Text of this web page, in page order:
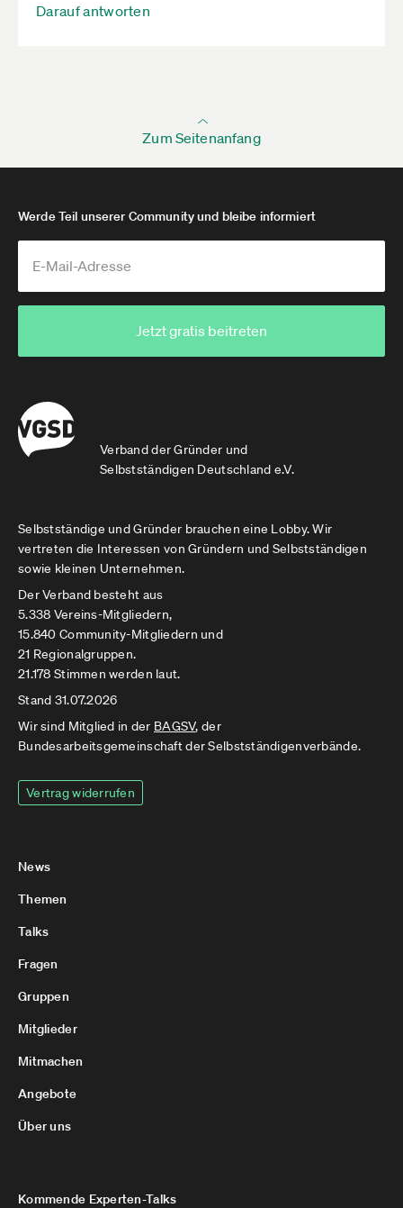
Darauf antworten
Zum Seitenanfang
Verband der Gründer und
Selbstständigen Deutschland e.V.
Werde Teil unserer Community und bleibe informiert
Jetzt gratis beitreten
Selbstständige und Gründer brauchen eine Lobby. Wir
vertreten die Interessen von Gründern und Selbstständigen
sowie kleinen Unternehmen.
Der Verband besteht aus
5.338 Vereins-Mitgliedern,
15.840 Community-Mitgliedern und
21 Regionalgruppen.
21.178 Stimmen werden laut.
Stand 31.07.2026
Wir sind Mitglied in der BAGSV, der
Bundesarbeitsgemeinschaft der Selbstständigenverbände.
Vertrag widerrufen
News
Themen
Talks
Fragen
Gruppen
Mitglieder
Mitmachen
Angebote
Über uns
Kommende Experten-Talks